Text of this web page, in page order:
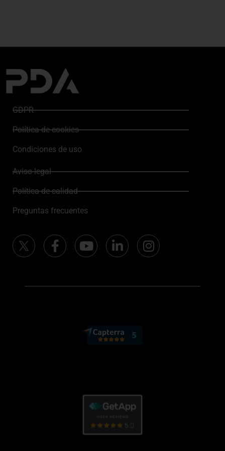
GDPR
Política de cookies
Condiciones de uso
Aviso legal
Política de calidad
Preguntas frecuentes